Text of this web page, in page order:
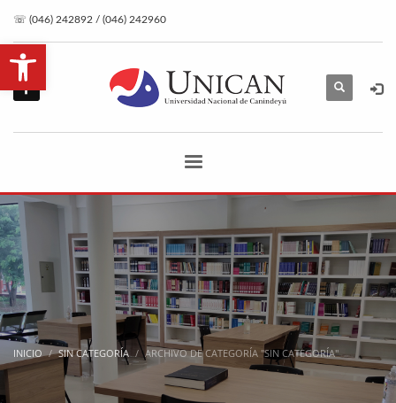
Abrir barra de herramientas
☏ (046) 242892 / (046) 242960
INICIO SIN CATEGORÍA ARCHIVO DE CATEGORÍA "SIN CATEGORÍA"